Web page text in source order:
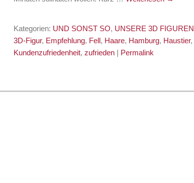
Kategorien: UND SONST SO, UNSERE 3D FIGUREN
3D-Figur, Empfehlung, Fell, Haare, Hamburg, Haustier,
Kundenzufriedenheit,zufrieden | Permalink